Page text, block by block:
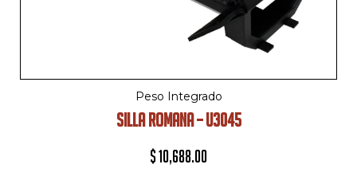
Peso Integrado
SILLA ROMANA – U3045
$10,688.00